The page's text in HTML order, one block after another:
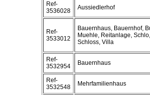
Ref-
3536028
Aussiedlerhof
Ref-
3533012
Bauernhaus, Bauernhof,
Muehle, Reitanlage, Schlo,
Schloss, Villa
Ref-
3532954
Bauernhaus
Ref-
3532548
Mehrfamilienhaus